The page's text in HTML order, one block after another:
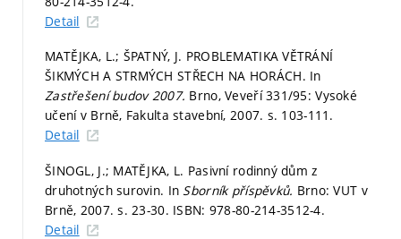
Detail
MATĚJKA, L.; ŠPATNÝ, J. PROBLEMATIKA VĚTRÁNÍ
ŠIKMÝCH A STRMÝCH STŘECH NA HORÁCH. In
Zastřešení budov 2007. Brno, Veveří 331/95: Vysoké
učení v Brně, Fakulta stavební, 2007. s. 103-111.
Detail
ŠINOGL, J.; MATĚJKA, L. Pasivní rodinný dům z
druhotných surovin. In Sborník příspěvků. Brno: VUT v
Brně, 2007.s. 23-30. ISBN: 978-80-214-3512-4.
Detail